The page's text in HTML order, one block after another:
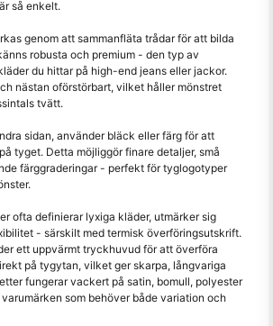
så enkelt.
genom att sammanfläta trådar för att bilda
robusta och premium - den typ av
du hittar på high-end jeans eller jackor.
nästan oförstörbart, vilket håller mönstret
tvätt.
sidan, använder bläck eller färg för att
tyget. Detta möjliggör finare detaljer, små
färggraderingar - perfekt för tyglogotyper
ofta definierar lyxiga kläder, utmärker sig
- särskilt med termisk överföringsutskrift.
ett uppvärmt tryckhuvud för att överföra
på tygytan, vilket ger skarpa, långvariga
fungerar vackert på satin, bomull, polyester
som behöver både variation och